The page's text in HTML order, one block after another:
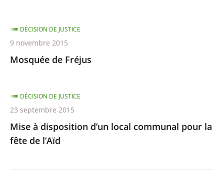
Mosquée de Fréjus
DÉCISION DE JUSTICE
9 novembre 2015
Mise à disposition d’un local communal pour la
fête de l’Aïd
DÉCISION DE JUSTICE
23 septembre 2015